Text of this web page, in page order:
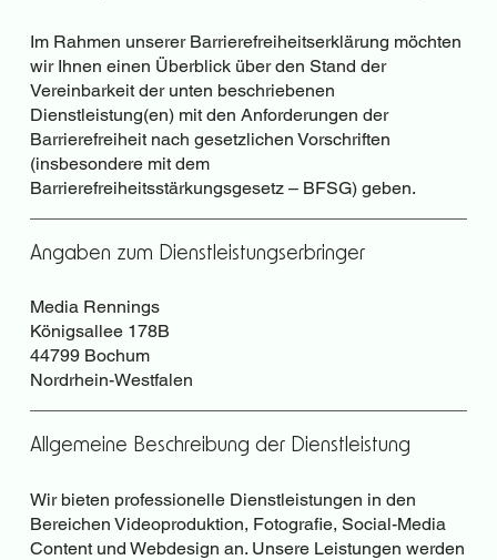
Im Rahmen unserer Barrierefreiheitserklärung möchten
wir Ihnen einen Überblick über den Stand der
Vereinbarkeit der unten beschriebenen
Dienstleistung(en) mit den Anforderungen der
Barrierefreiheit nach gesetzlichen Vorschriften
(insbesondere mit dem
Barrierefreiheitsstärkungsgesetz – BFSG) geben.
Angaben zum Dienstleistungserbringer
Media Rennings
Königsallee 178B
44799 Bochum
Nordrhein-Westfalen
Allgemeine Beschreibung der Dienstleistung
Wir bieten professionelle Dienstleistungen in den
Bereichen Videoproduktion, Fotografie, Social-Media
Content und Webdesign an. Unsere Leistungen werden